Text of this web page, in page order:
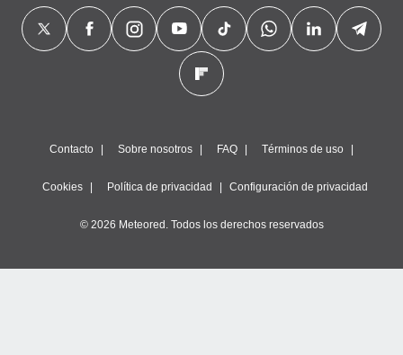
Contacto Sobre nosotros FAQ Términos de uso
Cookies Política de privacidad Configuración de privacidad
© 2026 Meteored. Todos los derechos reservados